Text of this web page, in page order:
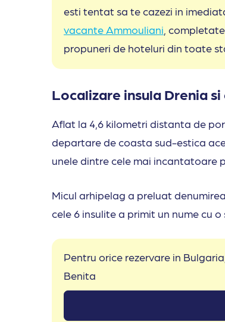
esti tentat sa te cazezi in
vacante Ammouliani ,
propuneri de hoteluri din toate
Localizare insula Drenia
Aflat la 4,6 kilometri distanta de
departare de coasta sud-estica
unele dintre cele mai incantatoare
Micul arhipelag a preluat
cele 6 insulite a primit un nume cu
Pentru orice rezervare in
Benita